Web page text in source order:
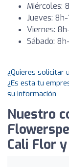
Miércoles:
Jueves: 8h-
Viernes:
Sábado:
¿Quieres solicitar
¿Es esta tu
su información
Nuestro
Cali Flor